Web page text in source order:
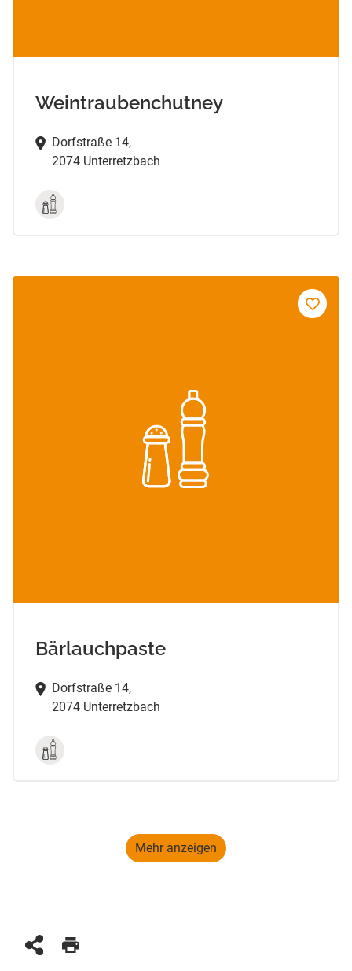
Weintraubenchutney
Dorfstraße 14,
2074 Unterretzbach
Bärlauchpaste
Dorfstraße 14,
2074 Unterretzbach
Mehr anzeigen